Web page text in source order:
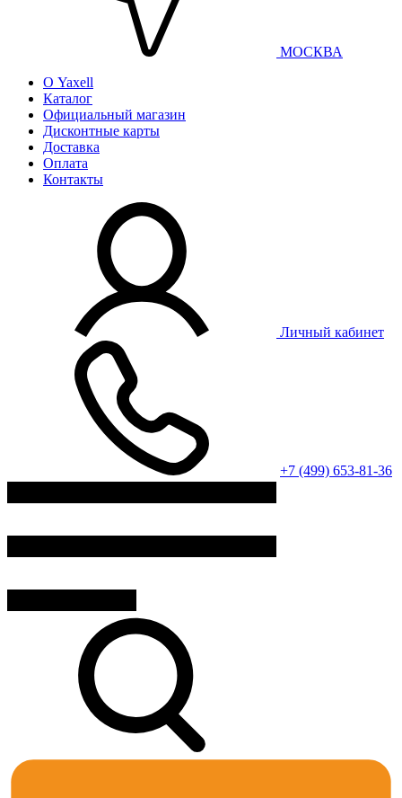
МОСКВА
О Yaxell
Каталог
Официальный магазин
Дисконтные карты
Доставка
Оплата
Контакты
Личный кабинет
+7 (499) 653-81-36